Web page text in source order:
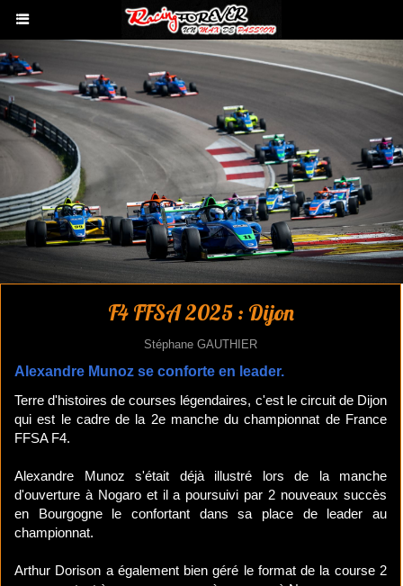
F4 FFSA 2025 : Dijon
Stéphane GAUTHIER
Alexandre Munoz se conforte en leader.
Terre d'histoires de courses légendaires, c'est le circuit de Dijon
qui est le cadre de la 2e manche du championnat de France
FFSA F4.
Alexandre Munoz s'était déjà illustré lors de la manche
d'ouverture à Nogaro et il a poursuivi par 2 nouveaux succès
en Bourgogne le confortant dans sa place de leader au
championnat.
Arthur Dorison a également bien géré le format de la course 2